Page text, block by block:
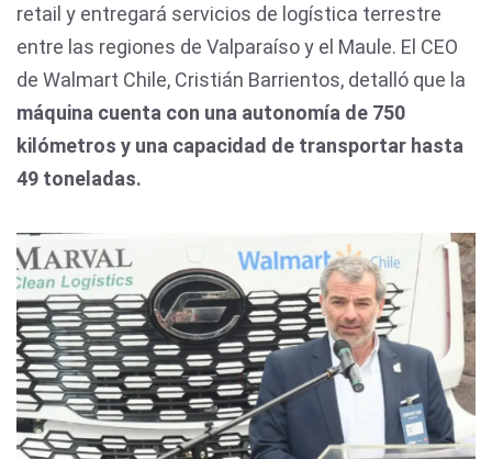
retail y entregará servicios de logística terrestre
entre las regiones de Valparaíso y el Maule. El CEO
de Walmart Chile, Cristián Barrientos, detalló que la
máquina cuenta con una autonomía de 750
kilómetros y una capacidad de transportar hasta
49 toneladas.